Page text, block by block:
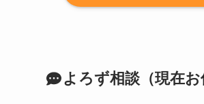
よろず相談（現在お